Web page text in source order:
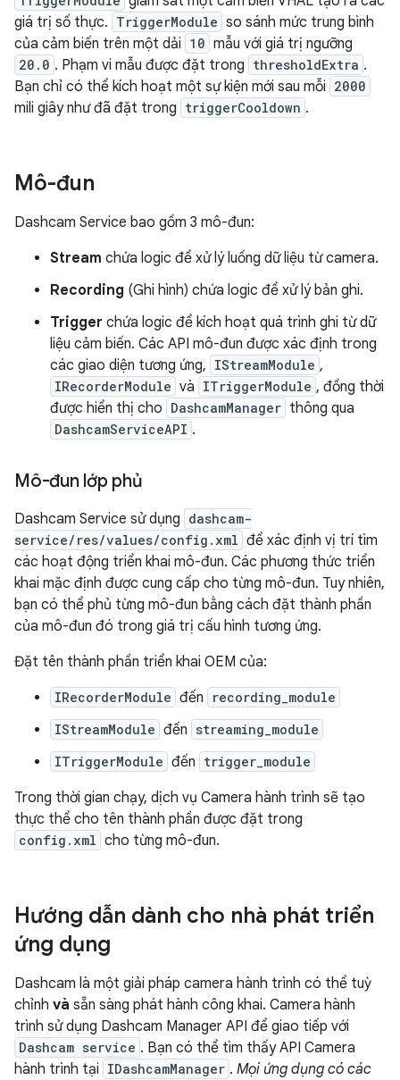
giá trị số thực. TriggerModule so sánh mức trung bình
của cảm biến trên một dải 10 mẫu với giá trị ngưỡng
20.0 . Phạm vi mẫu được đặt trong thresholdExtra .
Bạn chỉ có thể kích hoạt một sự kiện mới sau mỗi 2000
mili giây như đã đặt trong triggerCooldown .
Mô-đun
Dashcam Service bao gồm 3 mô-đun:
Stream chứa logic để xử lý luồng dữ liệu từ camera.
Recording (Ghi hình) chứa logic để xử lý bản ghi.
Trigger chứa logic để kích hoạt quá trình ghi từ dữ
liệu cảm biến. Các API mô-đun được xác định trong
các giao diện tương ứng, IStreamModule ,
IRecorderModule và ITriggerModule , đồng thời
được hiển thị cho DashcamManager thông qua
DashcamServiceAPI .
Mô-đun lớp phủ
Dashcam Service sử dụng dashcam-
service/res/values/config.xml để xác định vị trí tìm
các hoạt động triển khai mô-đun. Các phương thức triển
khai mặc định được cung cấp cho từng mô-đun. Tuy nhiên,
bạn có thể phủ từng mô-đun bằng cách đặt thành phần
của mô-đun đó trong giá trị cấu hình tương ứng.
Đặt tên thành phần triển khai OEM của:
IRecorderModule đến
recording_module
IStreamModule đến streaming_module
ITriggerModule đến trigger_module
Trong thời gian chạy, dịch vụ Camera hành trình sẽ tạo
thực thể cho tên thành phần được đặt trong
config.xml cho từng mô-đun.
Hướng dẫn dành cho nhà phát triển
ứng dụng
Dashcam là một giải pháp camera hành trình có thể tuỳ
chỉnh và sẵn sàng phát hành công khai. Camera hành
trình sử dụng Dashcam Manager API để giao tiếp với
Dashcam service . Bạn có thể tìm thấy API Camera
hành trình tại IDashcamManager . Mọi ứng dụng có các